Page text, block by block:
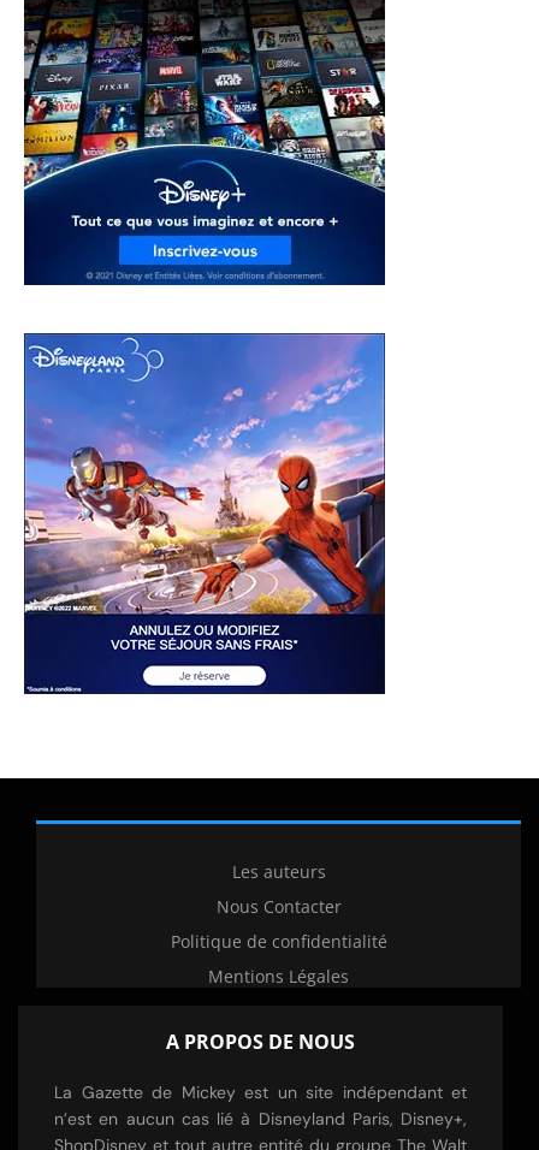
Les auteurs
Nous Contacter
Politique de confidentialité
Mentions Légales
A PROPOS DE NOUS
La Gazette de Mickey est un site indépendant et
n’est en aucun cas lié à Disneyland Paris, Disney+,
ShopDisney et tout autre entité du groupe The Walt